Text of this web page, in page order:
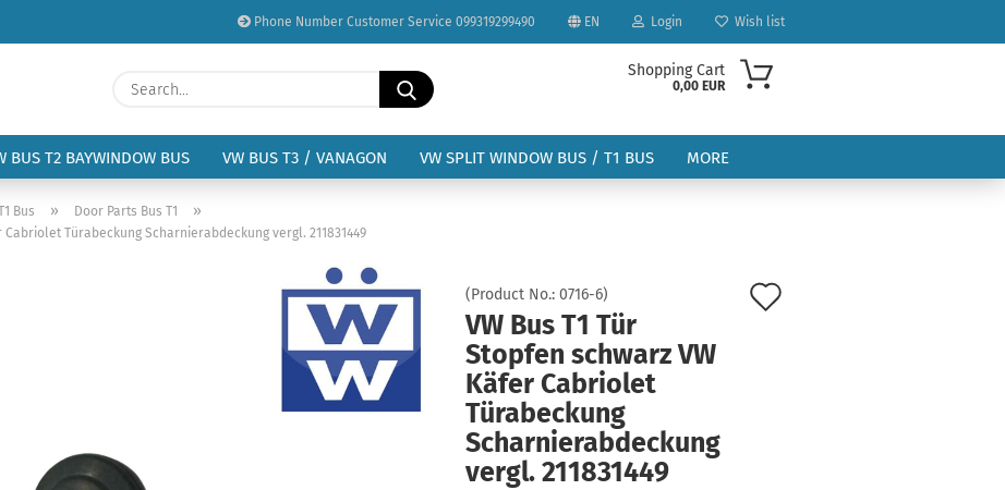
Phone Number Customer Service 099319299490 EN
Change language
Delivery country
Login
Create a new account
Forgot password?
Wish list
Search...
Shopping Cart
0,00 EUR
BUS T2 BAYWINDOW BUS VW BUS T3 / VANAGON VW SPLIT WINDOW BUS / T1 BUS MORE
Bus » Door Parts Bus T1 »
Cabriolet Türabeckung Scharnierabdeckung vergl. 211831449
(Product No.: 0716-6)
VW Bus T1 Tür
Stopfen schwarz VW
Käfer Cabriolet
Türabeckung
Scharnierabdeckung
vergl. 211831449